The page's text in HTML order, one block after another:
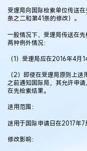
受理局向国际检索单位传送
条之二和第41条的修改）。
一般情况下，受理局传送在
两种例外情况：
（1）受理局应在2016年4月
（2）即使在受理局原则上
之前通知国际局，其允许申
在先检索结果。
适用范围：
适用于国际申请日在2017年7
修改影响：